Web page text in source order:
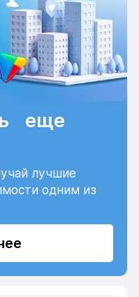
еще
лучшие
одним из